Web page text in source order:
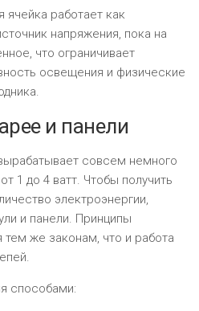
работает как
напряжения, пока на
что ограничивает
освещения и физические
и панели
совсем немного
1 до 4 ватт. Чтобы получить
электроэнергии,
и панели. Принципы
тем же законам, что и работа
способами: